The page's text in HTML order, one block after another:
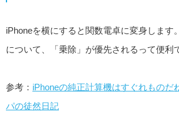
iPhoneを横にすると関数電卓に変身します
について、「乗除」が優先されるって便利
参考： iPhoneの純正計算機はすぐれものだ
パの徒然日記